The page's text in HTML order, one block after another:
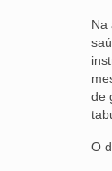
Na
de
O